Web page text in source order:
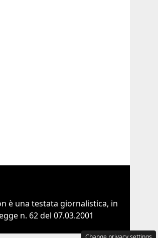
è una testata giornalistica, in
n. 62 del 07.03.2001